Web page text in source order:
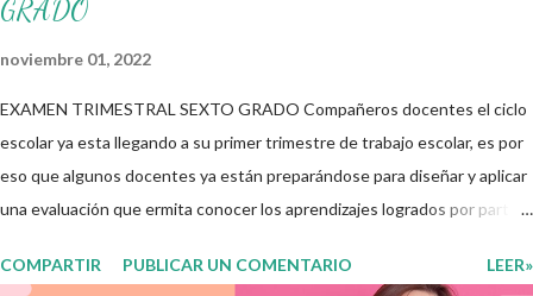
GRADO
noviembre 01, 2022
EXAMEN TRIMESTRAL SEXTO GRADO Compañeros docentes el ciclo
escolar ya esta llegando a su primer trimestre de trabajo escolar, es por
eso que algunos docentes ya están preparándose para diseñar y aplicar
una evaluación que ermita conocer los aprendizajes logrados por parte
para evaluar las diferentes asignaturas que sus alumnos cursaron
COMPARTIR PUBLICAR UN COMENTARIO LEER»